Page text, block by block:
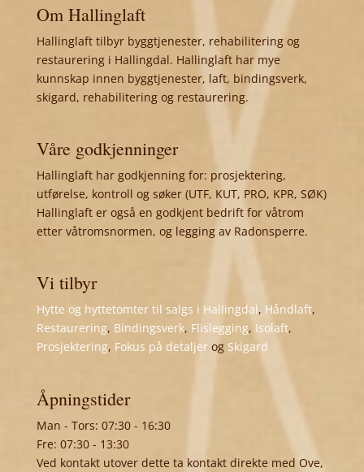
Om Hallinglaft
Hallinglaft tilbyr byggtjenester, rehabilitering og
restaurering i Hallingdal. Hallinglaft har mye
kunnskap innen byggtjenester, laft, bindingsverk,
skigard, rehabilitering og restaurering.
Våre godkjenninger
Hallinglaft har godkjenning for: prosjektering,
utførelse, kontroll og søker (UTF, KUT, PRO, KPR, SØK)
Hallinglaft er også en godkjent bedrift for våtrom
etter våtromsnormen, og legging av Radonsperre.
Vi tilbyr
Hytte og hyttetomter til salgs i Hallingdal, Håndlaft,
Restaurering, Bindingsverk, Flislegging, Isolaft,
Prosjektering, Fokus på detaljerog Skigard
Åpningstider
Man - Tors: 07:30 - 16:30
Fre: 07:30 - 13:30
Ved kontakt utover dette ta kontakt direkte med Ove,